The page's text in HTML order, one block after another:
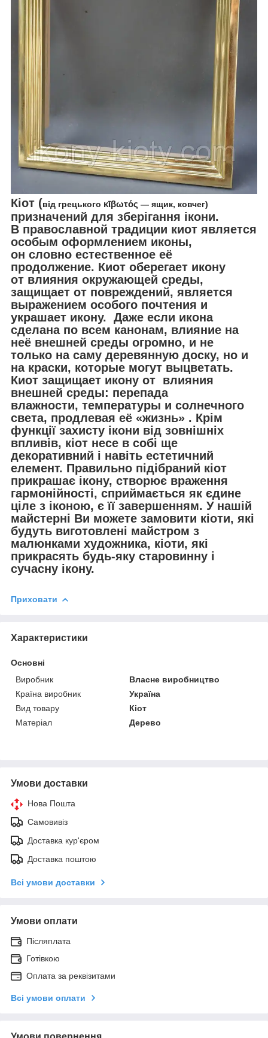
Кіот (від грецького κῑβωτός — ящик, ковчег)
призначений для зберігання ікони.
В православной традиции киот является
особым оформлением иконы,
он словно естественное её
продолжение. Киот оберегает икону
от влияния окружающей среды,
защищает от повреждений, является
выражением особого почтения и
украшает икону. Даже если икона
сделана по всем канонам, влияние на
неё внешней среды огромно, и не
только на саму деревянную доску, но и
на краски, которые могут выцветать.
Киот защищает икону от влияния
внешней среды: перепада
влажности, температуры и солнечного
света, продлевая её «жизнь» . Крім
функції захисту ікони від зовнішніх
впливів, кіот несе в собі ще
декоративний і навіть естетичний
елемент. Правильно підібраний кіот
прикрашає ікону, створює враження
гармонійності, сприймається як єдине
ціле з іконою, є її завершенням. У нашій
майстерні Ви можете замовити кіоти, які
будуть виготовлені майстром з
малюнками художника, кіоти, які
прикрасять будь-яку старовинну і
сучасну ікону.
Приховати
Характеристики
Основні
Виробник
Власне виробництво
Країна виробник
Україна
Вид товару
Кіот
Матеріал
Дерево
Умови доставки
Нова Пошта
Самовивіз
Доставка кур'єром
Доставка поштою
Всі умови доставки
Умови оплати
Післяплата
Готівкою
Оплата за реквізитами
Всі умови оплати